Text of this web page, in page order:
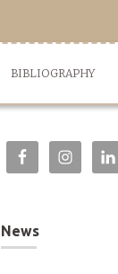
BIBLIOGRAPHY
News